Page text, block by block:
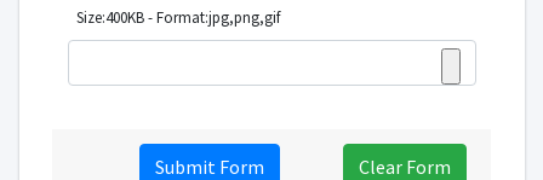
Size:400KB - Format:jpg,png,gif
Clear Form